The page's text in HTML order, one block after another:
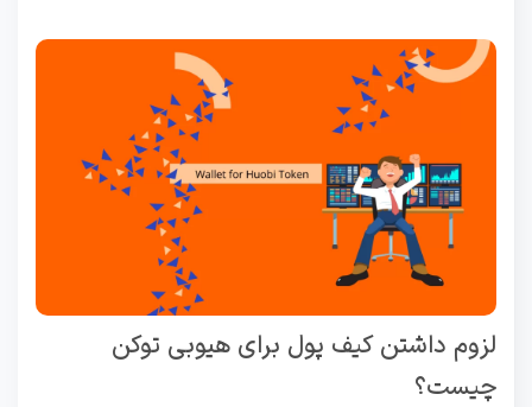
لزوم داشتن کیف پول برای هیوبی توکن
چیست؟